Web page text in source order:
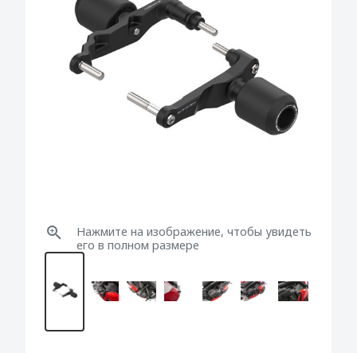
Нажмите на изображение, чтобы увидеть
его в полном размере